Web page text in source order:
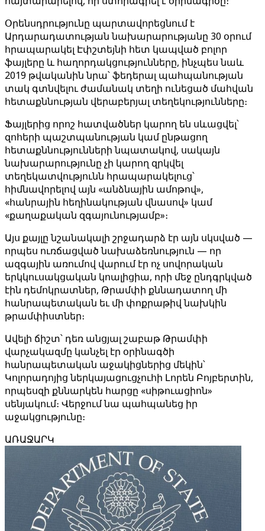
Օրենսդրությունը պարտավորեցնում է
Արդարադատության նախարարությանը 30 օրում
հրապարակել Էփշտեյնի հետ կապված բոլոր
ֆայլերը և հաղորդակցությունները, ինչպես նաև
2019 թվականին նրա՝ ֆեդերալ պահպանության
տակ գտնվելու ժամանակ տեղի ունեցած մահվան
հետաքննության վերաբերյալ տեղեկությունները։
Ֆայլերից որոշ հատվածներ կարող են սևացվել՝
զոհերի պաշտպանության կամ ընթացող
հետաքննությունների նպատակով, սակայն
նախարարությունը չի կարող զրկվել
տեղեկատվությունն հրապարակելուց՝
հիմնավորելով այն «անձնային ամոթով»,
«հանրային հեղինակության վնասով» կամ
«քաղաքական զգայունությամբ»։
Այս քայլը նշանակալի շրջադարձ էր այն սկսված —
որպես ուռճացված նախաձեռնություն — որ
ազգային առումով վարում էր ոչ սովորական
երկկուսակցական կոալիցիա, որի մեջ ընդգրկված
էին դեմոկրատներ, Թրամփի քննադատող մի
հանրապետական եւ մի փոքրաթիվ նախկին
թրամփիստներ։
Ավելի ճիշտ՝ դեռ անցյալ շաբաթ Թրամփի
վարչակազմը կանչել էր օրինագծի
հանրապետական աջակիցներից մեկին՝
Կոլորադոյից ներկայացուցչուհի Լորեն Բոյբերտին,
որպեսզի քննարկեն հարցը «սիթուացիոն»
սենյակում։ Վերջում նա պահպանեց իր
աջակցությունը։
ԱՌԱՋԱՐԿ